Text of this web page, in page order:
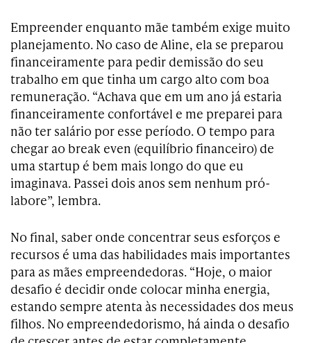
Empreender enquanto mãe também exige muito
planejamento. No caso de Aline, ela se preparou
financeiramente para pedir demissão do seu
trabalho em que tinha um cargo alto com boa
remuneração. “Achava que em um ano já estaria
financeiramente confortável e me preparei para
não ter salário por esse período. O tempo para
chegar ao break even (equilíbrio financeiro) de
uma startup é bem mais longo do que eu
imaginava. Passei dois anos sem nenhum pró-
labore”, lembra.
No final, saber onde concentrar seus esforços e
recursos é uma das habilidades mais importantes
para as mães empreendedoras. “Hoje, o maior
desafio é decidir onde colocar minha energia,
estando sempre atenta às necessidades dos meus
filhos. No empreendedorismo, há ainda o desafio